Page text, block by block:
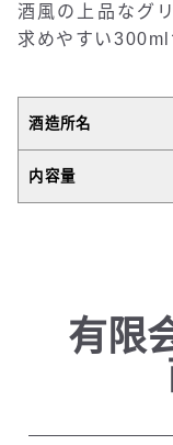
酒風の上品なグ
求めやすい300ml
酒造所名
内容量
有限